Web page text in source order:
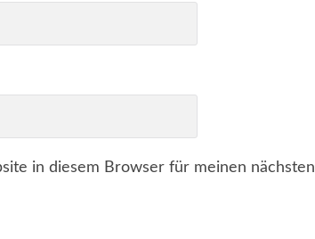
in diesem Browser für meinen nächsten